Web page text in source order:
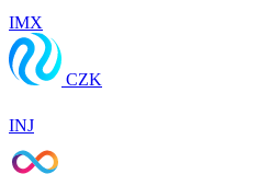
IMX
CZK
INJ